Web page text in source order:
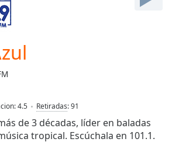
4.5 Retiradas:91
de 3 décadas, líder en baladas
tropical. Escúchala en 101.1.